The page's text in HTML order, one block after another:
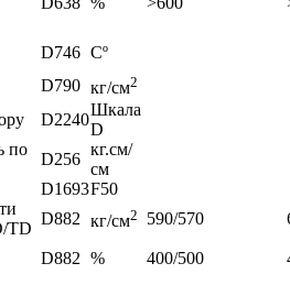
D746 Сº
D790 кг/см2
D2240
Шкала
D
по
D256
кг.см/
см
D1693F50
TD
D882 кг/см2 590/570
D882 % 400/500